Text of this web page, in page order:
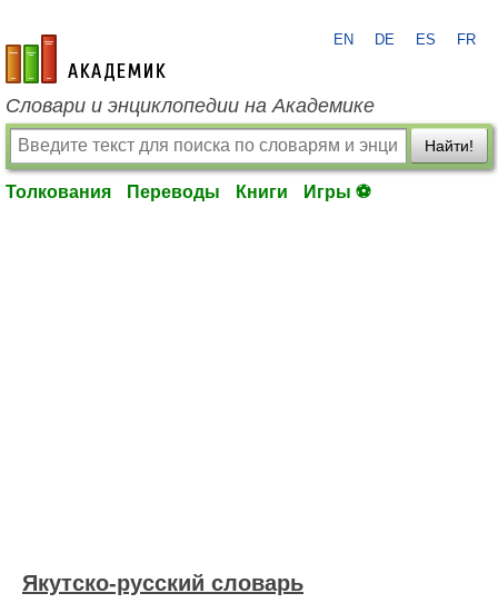
academic.ru
EN DE ES FR
Словари и энциклопедии на Академике
Найти!
Толкования Переводы Книги Игры ⚽
Якутско-русский словарь